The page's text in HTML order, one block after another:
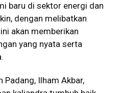
baru di sektor energi dan
dengan melibatkan
akan memberikan
yang nyata serta
Padang, Ilham Akbar,